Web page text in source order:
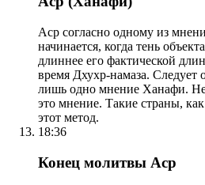
Аср согласно одному из
начинается, когда тень
длиннее его фактической
время Дхухр-намаза. Следует
лишь одно мнение Ханафи.
это мнение. Такие страны,
этот метод.
18:36
Конец молитвы Аср